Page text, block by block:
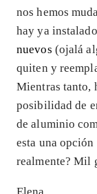
nos hemos
hay ya
nuevos (ojalá
quiten y
Mientras tanto,
posibilidad de
de aluminio
esta una
realmente? Mil